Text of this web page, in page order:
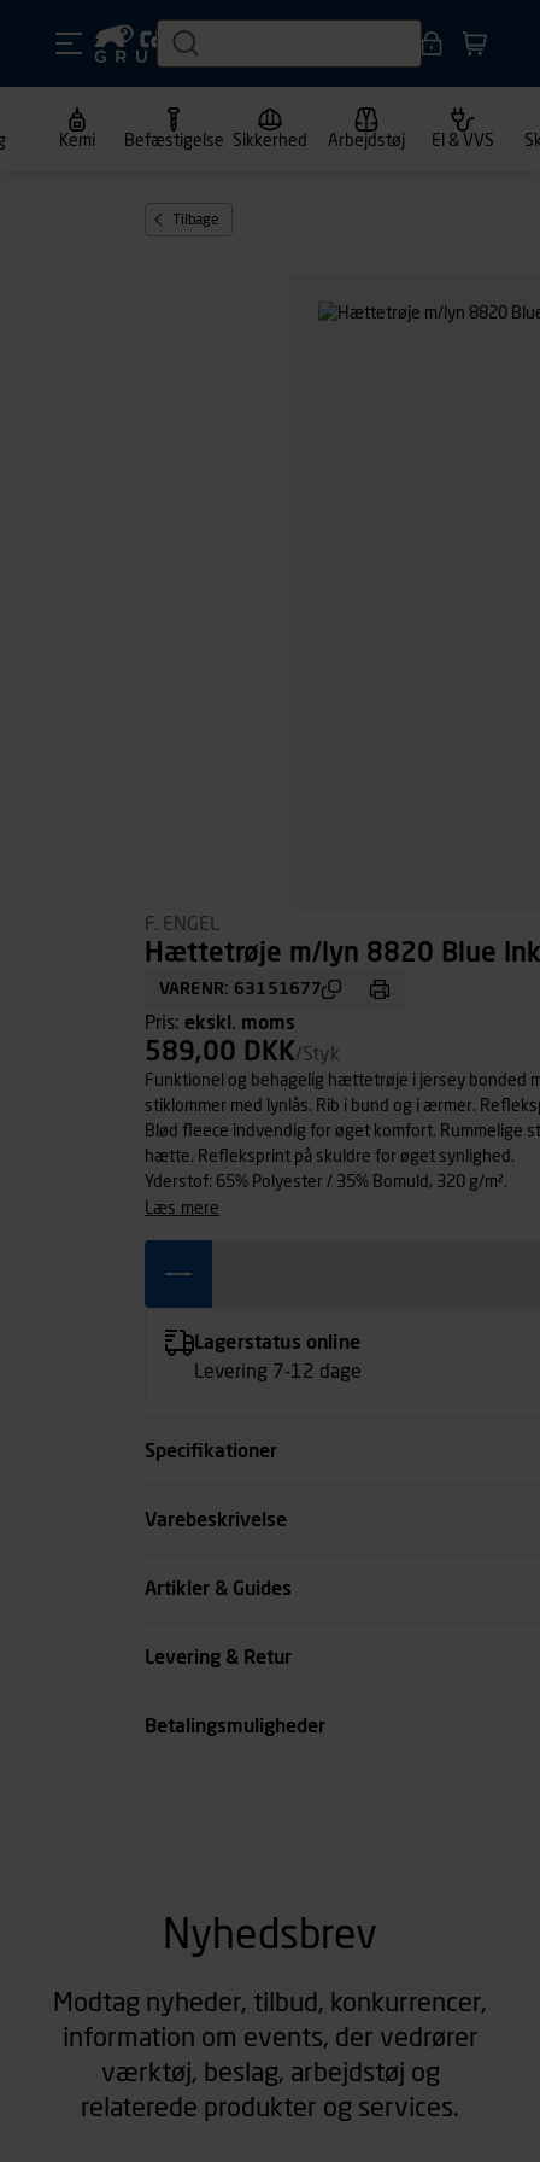
Kemi Befæstigelse Sikkerhed Arbejdstøj El & VVS
Tilbage
F. ENGEL
Hættetrøje m/lyn 8820 Blue
VARENR: 63151677
Pris: ekskl. moms
589,00 DKK/Styk
Funktionel og behagelig hættetrøje i jersey bonded
stiklommer med lynlås. Rib i bund og i ærmer.
Blød fleece indvendig for øget komfort. Rummelige
hætte. Refleksprint på skuldre for øget synlighed.
Yderstof: 65% Polyester / 35% Bomuld, 320 g/m².
læs mere
Lagerstatus online
Levering 7-12 dage
Specifikationer
Størrelse
Varebeskrivelse
Artikler & Guides
Levering & Retur
Betalingsmuligheder
Nyhedsbrev
Modtag nyheder, tilbud, konkurrencer,
information om events, der vedrører
værktøj, beslag, arbejdstøj og
relaterede produkter og services.